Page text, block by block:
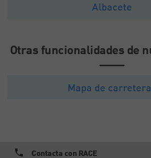
Albacete
Otras funcionalidades de
Mapa de
Contacta con RACE